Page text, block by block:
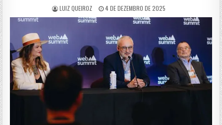
LUIZ QUEIROZ 4 DE DEZEMBRO DE 2025